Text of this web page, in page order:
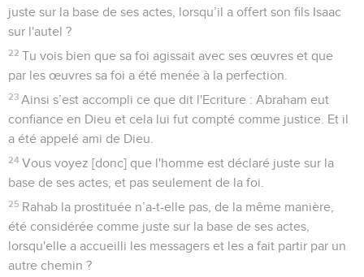
juste sur la base de ses actes, lorsqu’il a offert son fils Isaac
sur l'autel ?
22 Tu vois bien que sa foi agissait avec ses œuvres et que
par les œuvres sa foi a été menée à la perfection.
23 Ainsi s’est accompli ce que dit l'Ecriture : Abraham eut
confiance en Dieu et cela lui fut compté comme justice. Et il
a été appelé ami de Dieu.
24 Vous voyez [donc] que l'homme est déclaré juste sur la
base de ses actes, et pas seulement de la foi.
25 Rahab la prostituée n’a-t-elle pas, de la même manière,
été considérée comme juste sur la base de ses actes,
lorsqu'elle a accueilli les messagers et les a fait partir par un
autre chemin ?